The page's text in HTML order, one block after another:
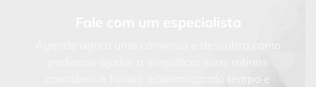
Agende agora uma conversa e descubra como
podemos ajudar a simplificar suas rotinas
contábeis e fiscais, economizando tempo e